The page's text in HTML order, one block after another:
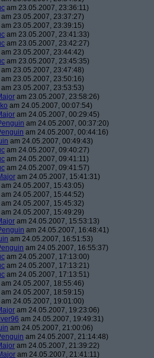
am 23.05.2007, 23:36:11)
am 23.05.2007, 23:37:27)
am 23.05.2007, 23:39:15)
am 23.05.2007, 23:41:33)
am 23.05.2007, 23:42:27)
am 23.05.2007, 23:44:42)
am 23.05.2007, 23:45:35)
am 23.05.2007, 23:47:48)
am 23.05.2007, 23:50:16)
am 23.05.2007, 23:53:53)
am 23.05.2007, 23:58:26)
am 24.05.2007, 00:07:54)
am 24.05.2007, 00:29:45)
am 24.05.2007, 00:37:20)
am 24.05.2007, 00:44:16)
am 24.05.2007, 00:49:43)
am 24.05.2007, 09:40:27)
am 24.05.2007, 09:41:11)
am 24.05.2007, 09:41:57)
am 24.05.2007, 15:41:31)
am 24.05.2007, 15:43:05)
am 24.05.2007, 15:44:52)
am 24.05.2007, 15:45:32)
am 24.05.2007, 15:49:29)
am 24.05.2007, 15:53:13)
am 24.05.2007, 16:48:41)
am 24.05.2007, 16:51:53)
am 24.05.2007, 16:55:37)
am 24.05.2007, 17:13:00)
am 24.05.2007, 17:13:21)
am 24.05.2007, 17:13:51)
am 24.05.2007, 18:55:46)
am 24.05.2007, 18:59:15)
am 24.05.2007, 19:01:00)
am 24.05.2007, 19:23:06)
am 24.05.2007, 19:49:31)
am 24.05.2007, 21:00:06)
am 24.05.2007, 21:14:48)
am 24.05.2007, 21:39:22)
am 24.05.2007, 21:41:11)